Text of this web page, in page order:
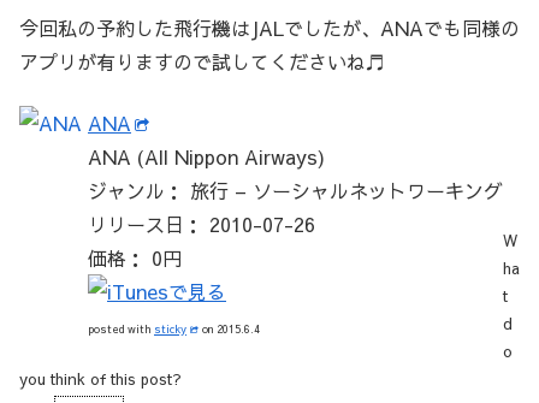
今回私の予約した飛行機はJALでしたが、ANAでも同様の
アプリが有りますので試してくださいね♬
ANA
ANA (All Nippon Airways)
ジャンル： 旅行 – ソーシャルネットワーキング
リリース日： 2010-07-26
価格： 0円
posted with sticky on 2015.6.4
W
ha
t
d
o
you think of this post?